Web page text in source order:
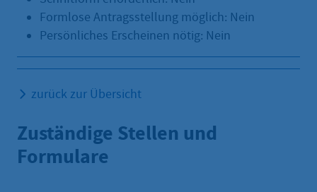
Formlose Antragsstellung möglich: Nein
Persönliches Erscheinen nötig: Nein
zurück zur Übersicht
Zuständige Stellen und
Formulare